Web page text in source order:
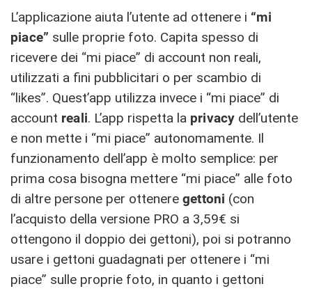
L’applicazione aiuta l’utente ad ottenere i “mi
piace” sulle proprie foto. Capita spesso di
ricevere dei “mi piace” di account non reali,
utilizzati a fini pubblicitari o per scambio di
“likes”. Quest’app utilizza invece i “mi piace” di
account reali. L’app rispetta la privacy dell’utente
e non mette i “mi piace” autonomamente. Il
funzionamento dell’app è molto semplice: per
prima cosa bisogna mettere “mi piace” alle foto
di altre persone per ottenere gettoni (con
l’acquisto della versione PRO a 3,59€ si
ottengono il doppio dei gettoni), poi si potranno
usare i gettoni guadagnati per ottenere i “mi
piace” sulle proprie foto, in quanto i gettoni